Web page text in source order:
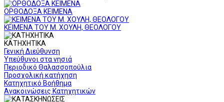
ΟΡΘΟΔΟΞΑ ΚΕΙΜΕΝΑ
ΚΕΙΜΕΝΑ ΤΟΥ Μ. ΧΟΥΛΗ, ΘΕΟΛΟΓΟΥ
ΚΑΤΗΧΗΤΙΚΑ
Γενική Διεύθυνση
Υπεύθυνοι στα νησιά
Περιοδικό Θαλασσοπούλια
Προσχολική κατήχηση
Κατηχητικό Βοήθημα
Ανακοινώσεις Κατηχητικών